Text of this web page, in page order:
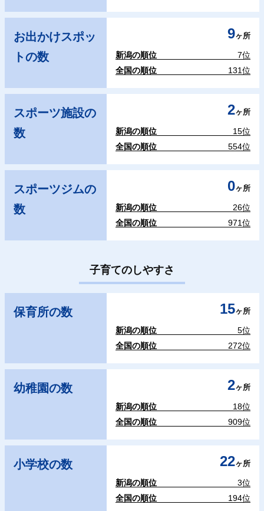
お出かけスポッ
トの数
9ヶ所
新潟の順位
7位
全国の順位
131位
スポーツ施設の
数
2ヶ所
新潟の順位
15位
全国の順位
554位
スポーツジムの
数
0ヶ所
新潟の順位
26位
全国の順位
971位
子育てのしやすさ
保育所の数 15ヶ所
新潟の順位
5位
全国の順位
272位
幼稚園の数 2ヶ所
新潟の順位
18位
全国の順位
909位
小学校の数 22ヶ所
新潟の順位
3位
全国の順位
194位